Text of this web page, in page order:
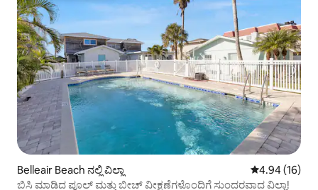
Belleair Beach ನಲ್ಲಿ ವಿಲ್ಲಾ 5 ರಲ್ಲಿ 4.94
4.94 (16)
ಬಿಸಿ ಮಾಡಿದ ಪೂಲ್ ಮತ್ತು ಬೀಚ್ ವೀಕ್ಷಣೆಗಳೊಂದಿಗೆ ಸುಂದರವಾದ ವಿಲ್ಲಾ!